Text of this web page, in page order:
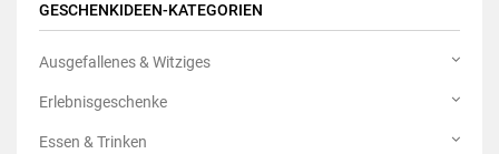
GESCHENKIDEEN-KATEGORIEN
Ausgefallenes & Witziges
Erlebnisgeschenke
Essen & Trinken